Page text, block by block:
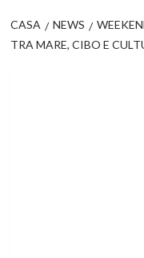
CASA NEWS
TRA MARE, CIBO E